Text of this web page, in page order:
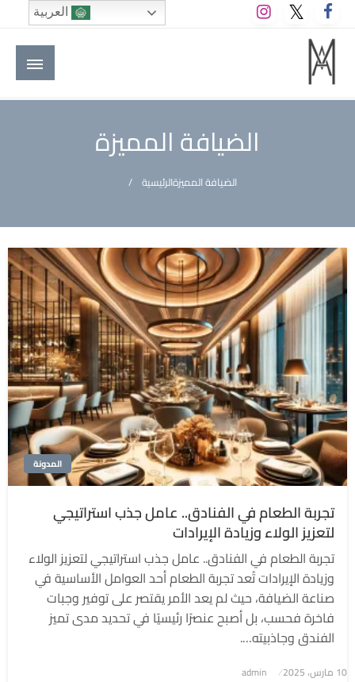
التخطي
إلى
المحتوى
M A hotels | إم ايه هوتيلز
الموقع الأول للعاملين في الفنادق في العالم العربي
الضيافة المميزة
الرئيسيةالضيافة المميزة
المدونة
تجربة الطعام في الفنادق.. عامل جذب استراتيجي
لتعزيز الولاء وزيادة الإيرادات
تجربة الطعام في الفنادق.. عامل جذب استراتيجي لتعزيز الولاء
وزيادة الإيرادات تُعد تجربة الطعام أحد العوامل الأساسية في
صناعة الضيافة، حيث لم يعد الأمر يقتصر على توفير وجبات
فاخرة فحسب، بل أصبح عنصرًا رئيسيًا في تحديد مدى تميز
الفندق وجاذبيته….
نُشر
10 مارس، 2025 admin
العربية